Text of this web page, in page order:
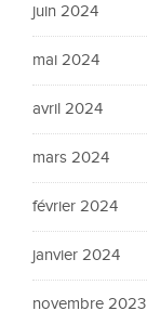
juin 2024
mai 2024
avril 2024
mars 2024
février 2024
janvier 2024
novembre 2023